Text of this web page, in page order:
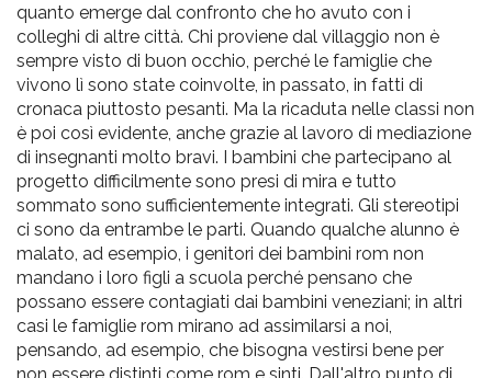
quanto emerge dal confronto che ho avuto con i
colleghi di altre città. Chi proviene dal villaggio non è
sempre visto di buon occhio, perché le famiglie che
vivono lì sono state coinvolte, in passato, in fatti di
cronaca piuttosto pesanti. Ma la ricaduta nelle classi non
è poi così evidente, anche grazie al lavoro di mediazione
di insegnanti molto bravi. I bambini che partecipano al
progetto difficilmente sono presi di mira e tutto
sommato sono sufficientemente integrati. Gli stereotipi
ci sono da entrambe le parti. Quando qualche alunno è
malato, ad esempio, i genitori dei bambini rom non
mandano i loro figli a scuola perché pensano che
possano essere contagiati dai bambini veneziani; in altri
casi le famiglie rom mirano ad assimilarsi a noi,
pensando, ad esempio, che bisogna vestirsi bene per